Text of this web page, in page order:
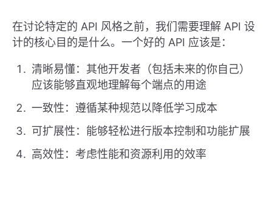
在讨论特定的 API 风格之前，我们需要理解 API 设
计的核心目的是什么。一个好的 API 应该是：
清晰易懂：其他开发者（包括未来的你自己）
应该能够直观地理解每个端点的用途
一致性：遵循某种规范以降低学习成本
可扩展性：能够轻松进行版本控制和功能扩展
高效性：考虑性能和资源利用的效率